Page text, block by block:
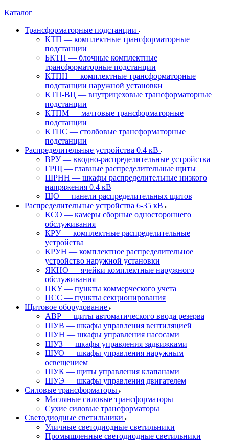
Каталог
Трансформаторные подстанции
КТП — комплектные трансформаторные
подстанции
БКТП — блочные комплектные
трансформаторные подстанции
КТПН — комплектные трансформаторные
подстанции наружной установки
КТП-ВЦ — внутрицеховые трансформаторные
подстанции
КТПМ — мачтовые трансформаторные
подстанции
КТПС — столбовые трансформаторные
подстанции
Распределительные устройства 0.4 кВ
ВРУ — вводно-распределительные устройства
ГРЩ — главные распределительные щиты
ШРНН — шкафы распределительные низкого
напряжения 0.4 кВ
ЩО — панели распределительных щитов
Распределительные устройства 6-35 кВ
КСО — камеры сборные одностороннего
обслуживания
КРУ — комплектные распределительные
устройства
КРУН — комплектное распределительное
устройство наружной установки
ЯКНО — ячейки комплектные наружного
обслуживания
ПКУ — пункты коммерческого учета
ПСС — пункты секционирования
Щитовое оборудование
АВР — щиты автоматического ввода резерва
ШУВ — шкафы управления вентиляцией
ШУН — шкафы управления насосами
ШУЗ — шкафы управления задвижками
ШУО — шкафы управления наружным
освещением
ШУК — щиты управления клапанами
ШУЭ — шкафы управления двигателем
Силовые трансформаторы
Масляные силовые трансформаторы
Сухие силовые трансформаторы
Светодиодные светильники
Уличные светодиодные светильники
Промышленные светодиодные светильники